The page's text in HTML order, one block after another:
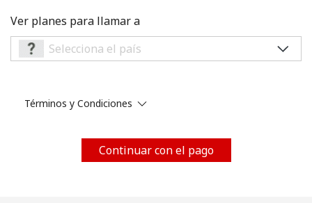
Al abrir una cuenta en este sitio web, estoy de acuerdo con
Ver planes para llamar a
Términos y Condiciones
Continuar con el pago